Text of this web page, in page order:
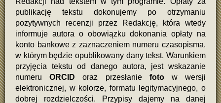
publikację tekstu dokonujemy po otrzymaniu
pozytywnych recenzji przez Redakcję, która wtedy
informuje autora o obowiązku dokonania opłaty na
konto bankowe z zaznaczeniem numeru czasopisma,
w którym będzie opublikowany dany tekst. Warunkiem
przyjęcia tekstu od danego autora, jest wskazanie
numeruORCID oraz przesłanie fotow wersji
elektronicznej, w kolorze, formatu legitymacyjnego, o
dobrej rozdzielczości. Przypisy dajemy na danej